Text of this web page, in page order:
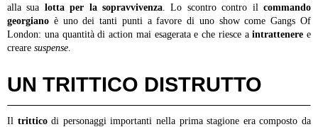
alla sua lotta per la sopravvivenza . Lo scontro contro ilcommando
georgiano è uno dei tanti punti a favore di uno show come Gangs Of
London: una quantità di action mai esagerata e che riesce aintrattenere e
creare suspense
UN TRITTICO DISTRUTTO
Il tritticodi personaggi importanti nella prima stagione era composto da